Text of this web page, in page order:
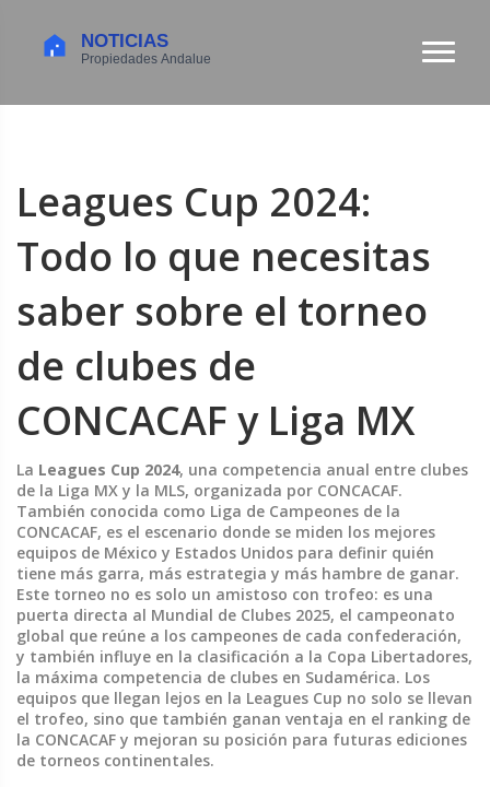
Leagues Cup 2024:
Todo lo que necesitas
saber sobre el torneo
de clubes de
CONCACAF y Liga MX
La Leagues Cup 2024, una competencia anual entre clubes
de la Liga MX y la MLS, organizada por CONCACAF.
También conocida como Liga de Campeones de la
CONCACAF, es el escenario donde se miden los mejores
equipos de México y Estados Unidos para definir quién
tiene más garra, más estrategia y más hambre de ganar.
Este torneo no es solo un amistoso con trofeo: es una
puerta directa al Mundial de Clubes 2025, el campeonato
global que reúne a los campeones de cada confederación,
y también influye en la clasificación a la Copa Libertadores,
la máxima competencia de clubes en Sudamérica. Los
equipos que llegan lejos en la Leagues Cup no solo se llevan
el trofeo, sino que también ganan ventaja en el ranking de
la CONCACAF y mejoran su posición para futuras ediciones
de torneos continentales.